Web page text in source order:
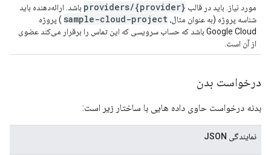
مورد نیاز. باید در قالب providers/{provider} باشد. ارائه‌دهنده باید
شناسه پروژه (به عنوان مثال، sample-cloud-project ) پروژه
Google Cloud باشد که حساب سرویسی که این تماس را برقرار می‌کند عضوی
از آن است.
درخواست بدن
بدنه درخواست حاوی داده هایی با ساختار زیر است:
نمایندگی JSON